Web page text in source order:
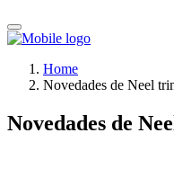
Home
Novedades de Neel
Novedades de